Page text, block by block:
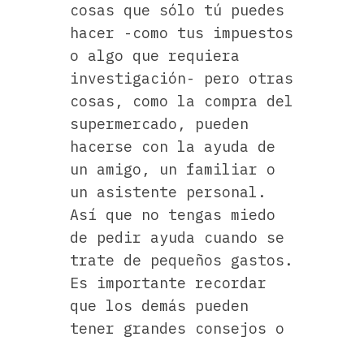
cosas que sólo tú puedes
hacer -como tus impuestos
o algo que requiera
investigación- pero otras
cosas, como la compra del
supermercado, pueden
hacerse con la ayuda de
un amigo, un familiar o
un asistente personal.
Así que no tengas miedo
de pedir ayuda cuando se
trate de pequeños gastos.
Es importante recordar
que los demás pueden
tener grandes consejos o